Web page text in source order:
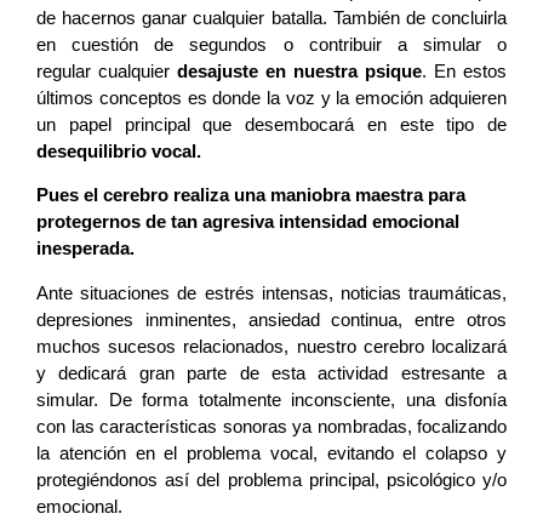
de hacernos ganar cualquier batalla. También de concluirla
en cuestión de segundos o contribuir a simular o
regular cualquier desajuste en nuestra psique. En estos
últimos conceptos es donde la voz y la emoción adquieren
un papel principal que desembocará en este tipo de
desequilibrio vocal.
Pues el cerebro realiza una maniobra maestra para
protegernos de tan agresiva intensidad emocional
inesperada.
Ante situaciones de estrés intensas, noticias traumáticas,
depresiones inminentes, ansiedad continua, entre otros
muchos sucesos relacionados, nuestro cerebro localizará
y dedicará gran parte de esta actividad estresante a
simular. De forma totalmente inconsciente, una disfonía
con las características sonoras ya nombradas, focalizando
la atención en el problema vocal, evitando el colapso y
protegiéndonos así del problema principal, psicológico y/o
emocional.